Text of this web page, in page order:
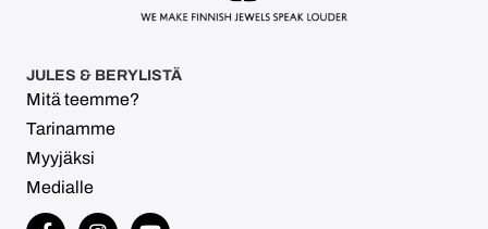
JULES & BERYLISTÄ
Mitä teemme?
Tarinamme
Myyjäksi
Medialle